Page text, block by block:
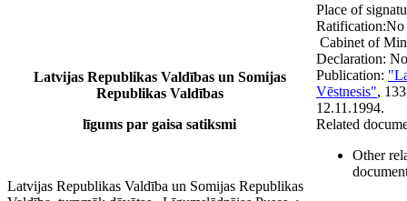
Latvijas Republikas Valdības un Somijas
Republikas Valdības
līgums par gaisa satiksmi
Latvijas Republikas Valdība un Somijas Republikas
Place of
Ratification:
Cabinet of
No
Declaration: No
Publication:
Vēstnesis",
12.11.1994.
Related
Other